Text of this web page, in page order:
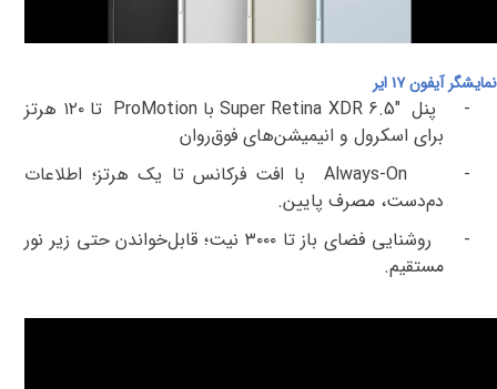
نمایشگر آیفون ۱۷ ایر
- پنل Super Retina XDR 6.5" باProMotion
تا ۱۲۰ هرتز
برای اسکرول و انیمیشن‌های فوق‌روان
-
Always-On با افت فرکانس تا یک هرتز؛ اطلاعات
دم‌دست، مصرف پایین.
-
روشنایی فضای باز تا۳۰۰۰ نیت؛ قابل‌خواندن حتی زیر نور
مستقیم.